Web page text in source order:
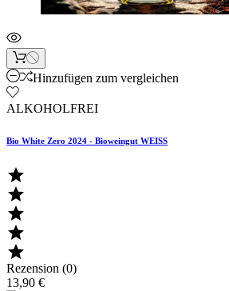
Hinzufügen zum vergleichen
ALKOHOLFREI
Bio White Zero 2024 - Bioweingut WEISS





Rezension (0)
13,90 €